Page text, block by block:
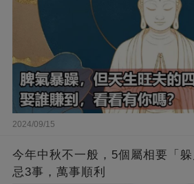
2024/09/15
今年中秋不一般，5個屬相要「
忌3事，萬事順利